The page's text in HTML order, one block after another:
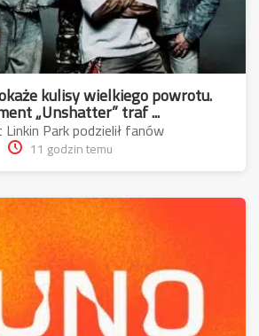
kulisy wielkiego powrotu.
„Unshatter” traf ...
Park podzielił fanów
11 godzin temu